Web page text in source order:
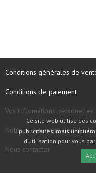
Conditions générales de
Conditions de paiement
Vos informations personelles
Notre programme de fidélité
Nous contacter
Ce site web utilise des
publicitaires, mais
d'utilisation pour vous